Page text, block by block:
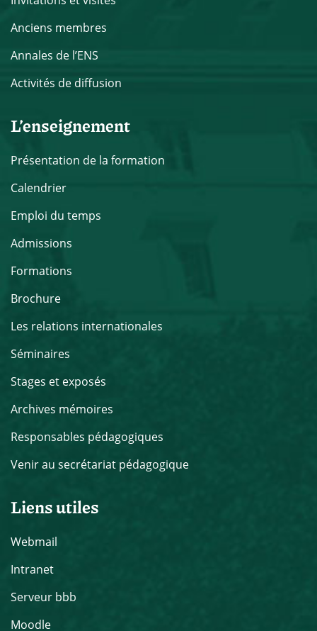
Anciens membres
Annales de l’ENS
Activités de diffusion
L’enseignement
Présentation de la formation
Calendrier
Emploi du temps
Admissions
Formations
Brochure
Les relations internationales
Séminaires
Stages et exposés
Archives mémoires
Responsables pédagogiques
Venir au secrétariat pédagogique
Liens utiles
Webmail
Intranet
Serveur bbb
Moodle